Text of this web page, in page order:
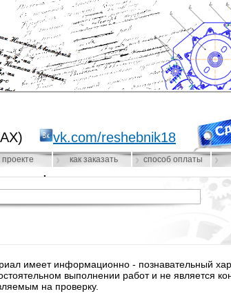
vk.com/reshebnik18
проекте как заказать способ оплаты
имеет информационно - познавательный
выполнении работ и не является
на проверку.